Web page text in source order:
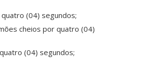
(04) segundos;
cheios por quatro (04)
(04) segundos;